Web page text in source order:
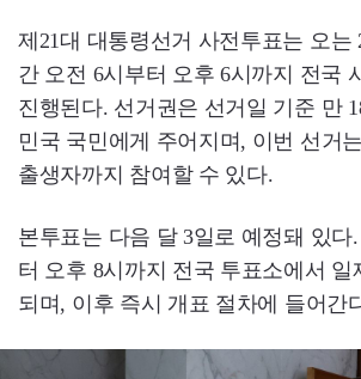
제21대 대통령선거 사전투표는 오는
간 오전 6시부터 오후 6시까지 전국
진행된다. 선거권은 선거일 기준 만
민국 국민에게 주어지며, 이번 선거
출생자까지 참여할 수 있다.
본투표는 다음 달 3일로 예정돼 있다
터 오후 8시까지 전국 투표소에서 일
되며, 이후 즉시 개표 절차에 들어간